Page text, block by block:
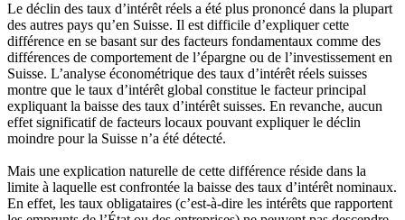
Le déclin des taux d’intérêt réels a été plus prononcé dans la plupart
des autres pays qu’en Suisse. Il est difficile d’expliquer cette
différence en se basant sur des facteurs fondamentaux comme des
différences de comportement de l’épargne ou de l’investissement en
Suisse. L’analyse économétrique des taux d’intérêt réels suisses
montre que le taux d’intérêt global constitue le facteur principal
expliquant la baisse des taux d’intérêt suisses. En revanche, aucun
effet significatif de facteurs locaux pouvant expliquer le déclin
moindre pour la Suisse n’a été détecté.
Mais une explication naturelle de cette différence réside dans la
limite à laquelle est confrontée la baisse des taux d’intérêt nominaux.
En effet, les taux obligataires (c’est-à-dire les intérêts que rapportent